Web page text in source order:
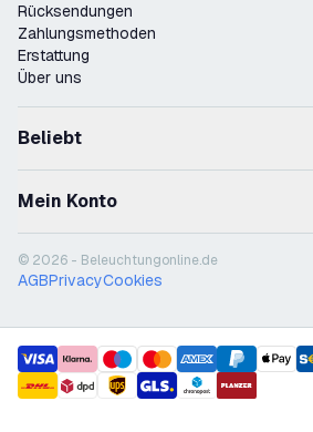
Rücksendungen
Zahlungsmethoden
Erstattung
Über uns
Beliebt
Mein Konto
© 2026 - Beleuchtungonline.de
AGBPrivacyCookies
payment methods
shipment methods